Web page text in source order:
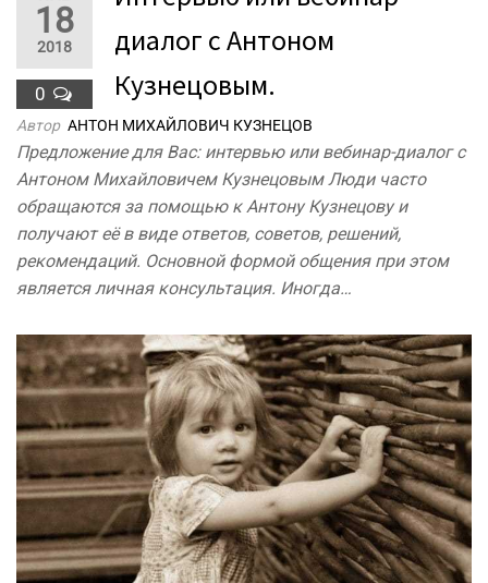
18
2018
0
диалог с Антоном
Кузнецовым.
Автор АНТОН МИХАЙЛОВИЧ КУЗНЕЦОВ
Предложение для Вас: интервью или вебинар-диалог с
Антоном Михайловичем Кузнецовым Люди часто
обращаются за помощью к Антону Кузнецову и
получают её в виде ответов, советов, решений,
рекомендаций. Основной формой общения при этом
является личная консультация. Иногда…